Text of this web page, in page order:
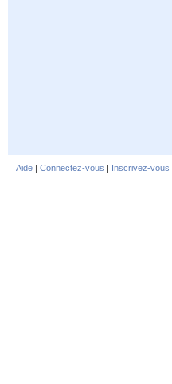
Aide | Connectez-vous | Inscrivez-vous